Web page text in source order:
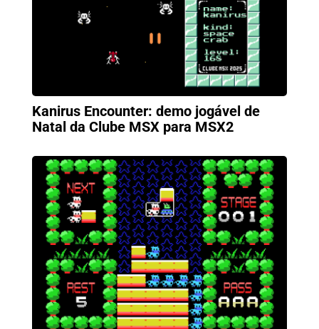
Kanirus Encounter: demo jogável de
Natal da Clube MSX para MSX2